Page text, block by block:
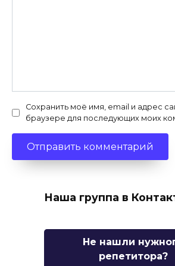
Сохранить моё имя, email и адрес
браузере для последующих моих
Наша группа в
Не нашли
репетитора?